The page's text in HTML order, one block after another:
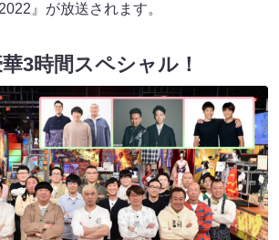
』が放送されます。
3時間スペシャル！